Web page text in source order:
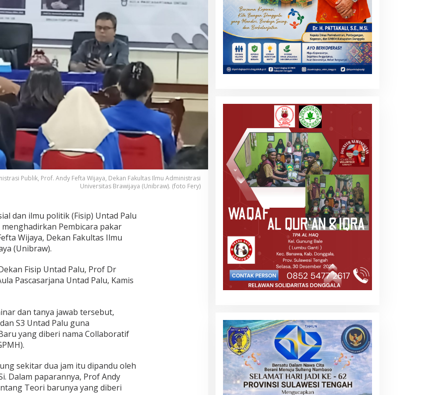
Publik, Prof. Andy Fefta Wijaya, Dekan Fakultas Ilmu Administrasi
Universitas Brawijaya (Unibraw). (foto Fery)
dan ilmu politik (Fisip) Untad Palu
Pembicara pakar
Wijaya, Dekan Fakultas Ilmu
(Unibraw).
Fisip Untad Palu, Prof Dr
Pascasarjana Untad Palu, Kamis
dan tanya jawab tersebut,
S3 Untad Palu guna
yang diberi nama Collaboratif
sekitar dua jam itu dipandu oleh
Dalam paparannya, Prof Andy
Teori barunya yang diberi